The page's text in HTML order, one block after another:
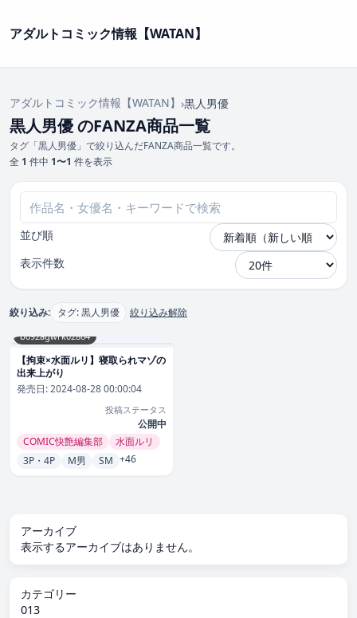
アダルトコミック情報【WATAN】
アダルトコミック情報【WATAN】 ›黒人男優
黒人男優 のFANZA商品一覧
タグ「黒人男優」で絞り込んだFANZA商品一覧です。
全 1 件中 1〜1 件を表示
並び順
表示件数
絞り込み: タグ: 黒人男優 絞り込み解除
b092agwrk02864
【拘束×水面ルリ】寝取られマゾの
出来上がり
発売日:2024-08-28 00:00:04
投稿ステータス
公開中
COMIC快艶編集部
水面ルリ
3P・4P
M男 SM +46
アーカイブ
表示するアーカイブはありません。
カテゴリー
013